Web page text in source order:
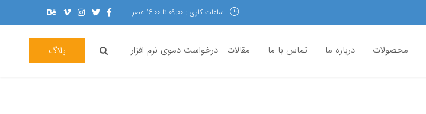
ساعات کاری : 09:00 تا 16:00 عصر
محصولات درباره ما تماس با ما مقالات درخواست دموی نرم افزار بلاگ